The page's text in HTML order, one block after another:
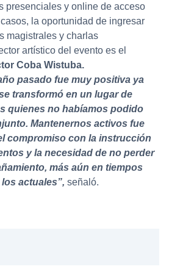
presenciales y online de acceso
la oportunidad de ingresar
magistrales y charlas
artístico del evento es el
Coba Wistuba.
pasado fue muy positiva ya
transformó en un lugar de
quienes no habíamos podido
Mantenernos activos fue
compromiso con la instrucción
y la necesidad de no perder
más aún en tiempos
actuales”, señaló.